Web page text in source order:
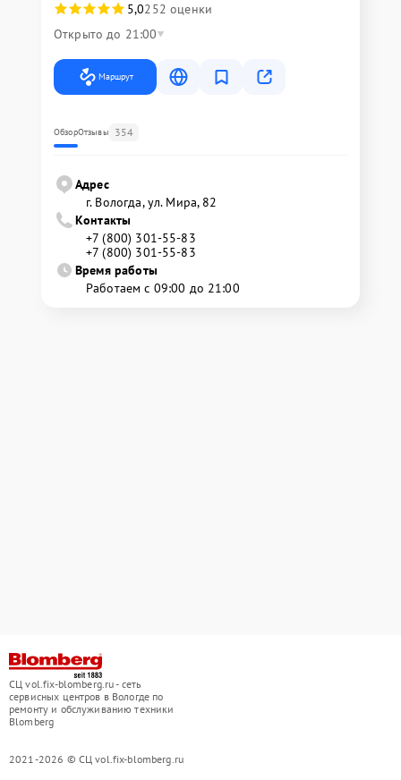
5,0252 оценки
Открыто до 21:00
Маршрут
ОбзорОтзывы 354
Адрес
г. Вологда, ул. Мира, 82
Контакты
+7 (800) 301-55-83
+7 (800) 301-55-83
Время работы
Работаем с 09:00 до 21:00
СЦ vol.fix-blomberg.ru - сеть
сервисных центров в Вологде по
ремонту и обслуживанию техники
Blomberg
2021-2026 © СЦ vol.fix-blomberg.ru